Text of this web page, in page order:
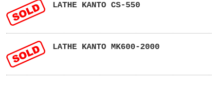
LATHE KANTO CS-550
LATHE KANTO MK600-2000